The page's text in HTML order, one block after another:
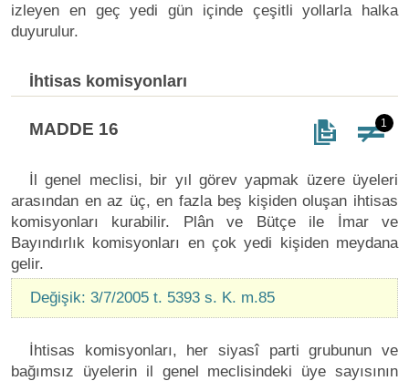
izleyen en geç yedi gün içinde çeşitli yollarla halka
duyurulur.
İhtisas komisyonları
MADDE 16 1
İl genel meclisi, bir yıl görev yapmak üzere üyeleri
arasından en az üç, en fazla beş kişiden oluşan ihtisas
komisyonları kurabilir. Plân ve Bütçe ile İmar ve
Bayındırlık komisyonları en çok yedi kişiden meydana
gelir.
Değişik: 3/7/2005 t. 5393 s. K. m.85
İhtisas komisyonları, her siyasî parti grubunun ve
bağımsız üyelerin il genel meclisindeki üye sayısının